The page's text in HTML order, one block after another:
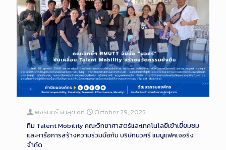
พจรินทร์ ผาสุข on
October 29, 2025
ทีม Talent Mobility คณะวิทยาศาสตร์และเทคโนโลยีเข้าเยี่ยมชม
และหารือการสร้างความร่วมมือกับ บริษัทนวศรี แมนูแฟคเจอริ่ง
จำกัด